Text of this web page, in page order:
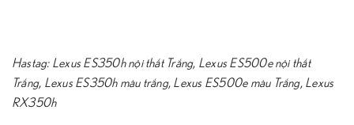
Hastag: Lexus ES350h nội thất Trắng, Lexus ES500e nội thất
Trắng, Lexus ES350h màu trắng, Lexus ES500e màu Trắng, Lexus
RX350h